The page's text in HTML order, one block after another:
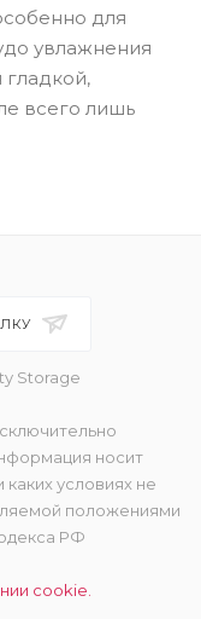
для
увлажнения
гладкой,
всего лишь
Storage
носит
условиях не
положениями
РФ
cookie.